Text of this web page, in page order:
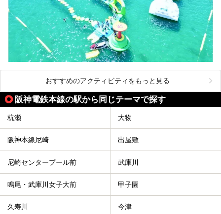
おすすめのアクティビティをもっと見る
阪神電鉄本線の駅から同じテーマで探す
杭瀬 大物
阪神本線尼崎 出屋敷
尼崎センタープール前 武庫川
鳴尾・武庫川女子大前 甲子園
久寿川 今津